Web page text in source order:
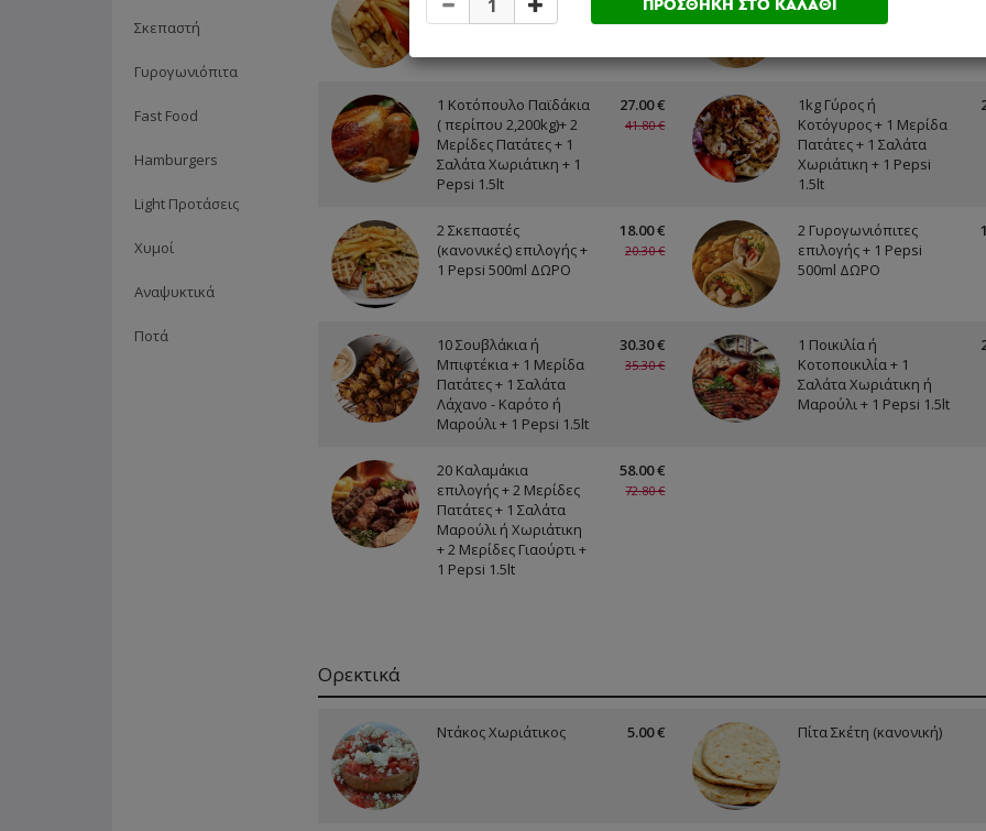
Σκεπαστή
Γυρογωνιόπιτα
Fast Food
Hamburgers
Light Προτάσεις
Χυμοί
Αναψυκτικά
Ποτά
Επιλογής + 1 Βίκος
Cola 1.5lt ΔΩΡΟ
28.50 €
Επιλογής + 1 Pepsi
1.5lt ΔΩΡΟ
1 Κοτόπουλο Παϊδάκια
( περίπου 2,200kg)+ 2
Μερίδες Πατάτες + 1
Σαλάτα Χωριάτικη + 1
Pepsi 1.5lt
27.00 €
41.80 €
1kg Γύρος ή
Κοτόγυρος + 1 Μερίδα
Πατάτες + 1 Σαλάτα
Χωριάτικη + 1 Pepsi
1.5lt
2 Σκεπαστές
(κανονικές) επιλογής +
1 Pepsi 500ml ΔΩΡΟ
18.00 €
20.30 €
2 Γυρογωνιόπιτες
επιλογής + 1 Pepsi
500ml ΔΩΡΟ
10 Σουβλάκια ή
Μπιφτέκια + 1 Μερίδα
Πατάτες + 1 Σαλάτα
Λάχανο - Καρότο ή
Μαρούλι + 1 Pepsi 1.5lt
30.30 €
35.30 €
1 Ποικιλία ή
Κοτοποικιλία + 1
Σαλάτα Χωριάτικη ή
Μαρούλι + 1 Pepsi 1.5lt
20 Καλαμάκια
επιλογής + 2 Μερίδες
Πατάτες + 1 Σαλάτα
Μαρούλι ή Χωριάτικη
+ 2 Μερίδες Γιαούρτι +
1 Pepsi 1.5lt
58.00 €
72.80 €
Ορεκτικά
Ντάκος Χωριάτικος 5.00 € Πίτα Σκέτη (κανονική)
ΠΡΟΣΘΗΚΗ ΣΤΟ ΚΑΛΑΘΙ